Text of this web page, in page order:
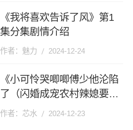
《我将喜欢告诉了风》第1
集分集剧情介绍
作者：魅力 2024-12-24
《小可怜哭唧唧傅少他沦陷
了（闪婚成宠农村辣媳要翻
身）》剧情介绍
作者：芯水 2024-12-23